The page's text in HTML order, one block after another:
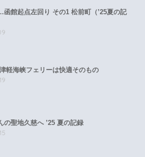
館起点左回り その1 松前町（’25夏の記
軽海峡フェリーは快適そのもの
の聖地久慈へ ’25 夏の記録